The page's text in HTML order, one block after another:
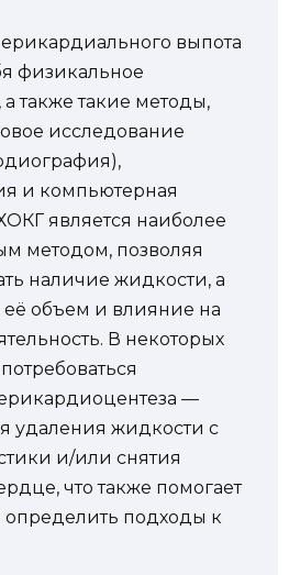
выпота
физикальное
также такие методы,
исследование
и компьютерная
является наиболее
методом, позволяя
наличие жидкости, а
её объем и влияние на
В некоторых
—
удаления жидкости с
и/или снятия
что также помогает
подходы к